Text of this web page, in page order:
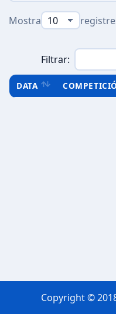
Mostra
Filtrar:
DATA COMPETICIÓ
Copyright ©